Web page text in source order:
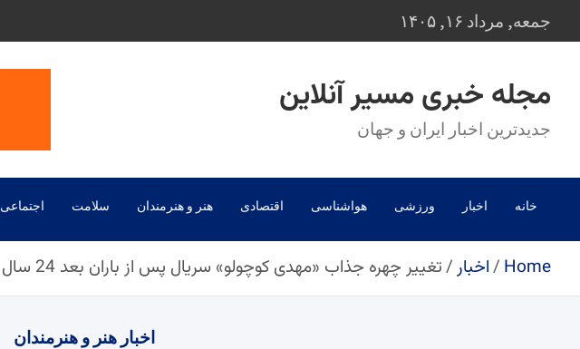
to
جمعه, مرداد ۱۶, ۱۴۰۵
مجله خبری مسیر آنلاین
جدیدترین اخبار ایران و جهان
خانه اخبار ورزشی هواشناسی اقتصادی هنر و هنرمندان سلامت اجتماعی
Home اخبار تغییر چهره جذاب «مهدی کوچولو» سریال پس از باران بعد 24 سال در آلمان
اخبار هنر و هنرمندان